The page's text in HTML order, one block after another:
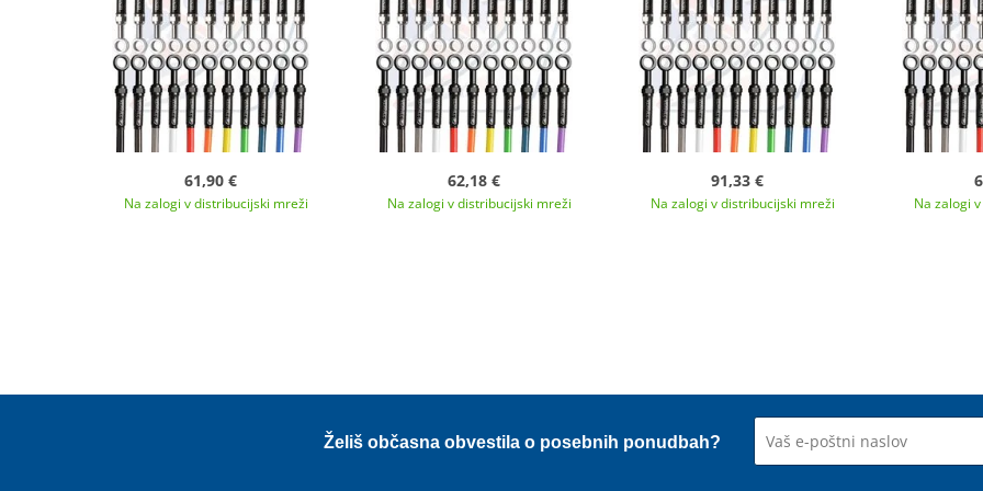
61,90 €
Na zalogi v distribucijski mreži
62,18 €
Na zalogi v distribucijski mreži
91,33 €
Na zalogi v distribucijski mreži Na zalogi
Želiš občasna obvestila o posebnih ponudbah?